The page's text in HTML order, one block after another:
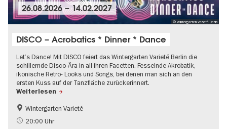
© Wintergarten Varieté Berlin
26.08.2026–14.02.2027
DISCO – Acrobatics * Dinner * Dance
Let’s Dance! Mit DISCO feiert das Wintergarten Varieté Berlin die
schillernde Disco-Ära in all ihren Facetten. Fesselnde Akrobatik,
ikonische Retro- Looks und Songs, bei denen man sich an den
ersten Kuss auf der Tanzfläche zurückerinnert.
Weiterlesen
Food
Kultursommer
Wintergarten Varieté
20:00 Uhr